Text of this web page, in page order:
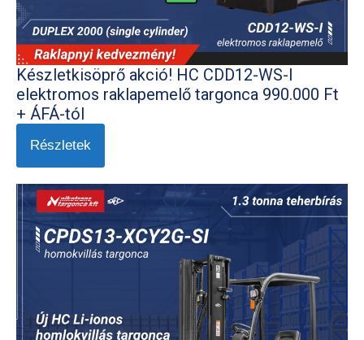
Készletkisöprő akció! HC CDD12-WS-I
elektromos raklapemelő targonca 990.000 Ft
+ ÁFÁ-tól
Részletek